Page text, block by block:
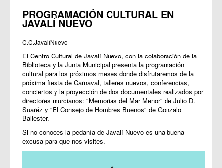
PROGRAMACIÓN CULTURAL EN
JAVALÍ NUEVO
C.C.JavalíNuevo
El Centro Cultural de Javalí Nuevo, con la colaboración de la
Biblioteca y la Junta Municipal presenta la programación
cultural para los próximos meses donde disfrutaremos de la
próxima fiesta de Carnaval, talleres nuevos, conferencias,
conciertos y la proyección de dos documentales realizados por
directores murcianos: "Memorias del Mar Menor" de Julio D.
Suaréz y "El Consejo de Hombres Buenos" de Gonzalo
Ballester.
Si no conoces la pedanía de Javalí Nuevo es una buena
excusa para que nos visites.